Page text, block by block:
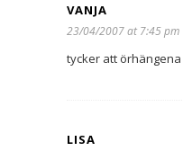
VANJA
23/04/2007 at 7:45 pm
tycker att
LISA